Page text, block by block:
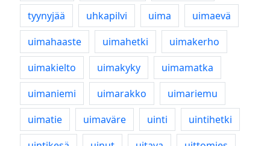
tyynyjää
uhkapilvi uima
uimaevä
uimahaaste
uimahetki
uimakerho
uimakielto
uimakyky
uimamatka
uimaniemi
uimarakko
uimariemu
uimatie
uimaväre uinti
uintihetki